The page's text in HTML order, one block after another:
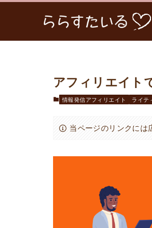
アフィリエイト
情報発信アフィリエイト ライテ
当ページのリンクには